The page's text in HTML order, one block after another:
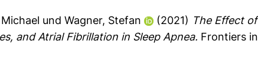
undWagner, Stefan (2021) The Effect
and Atrial Fibrillation in Sleep Apnea. Frontiers